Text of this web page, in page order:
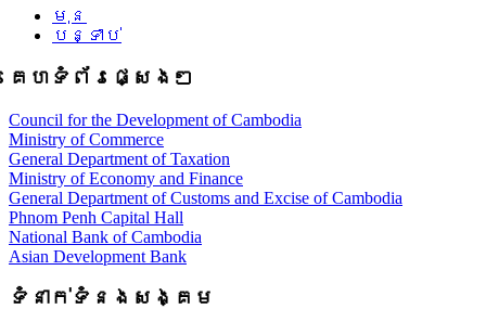
មុន
បន្ទាប់
គេហទំព័រផ្សេងៗ
Council for the Development of Cambodia
Ministry of Commerce
General Department of Taxation
Ministry of Economy and Finance
General Department of Customs and Excise of Cambodia
Phnom Penh Capital Hall
National Bank of Cambodia
Asian Development Bank
ទំនាក់ទំនងសង្គម